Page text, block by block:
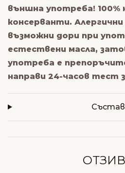
външна употреба! 100%
консерванти. Алергични
възможни дори при
естествени масла,
употреба е
направи 24-часов тест
Състав